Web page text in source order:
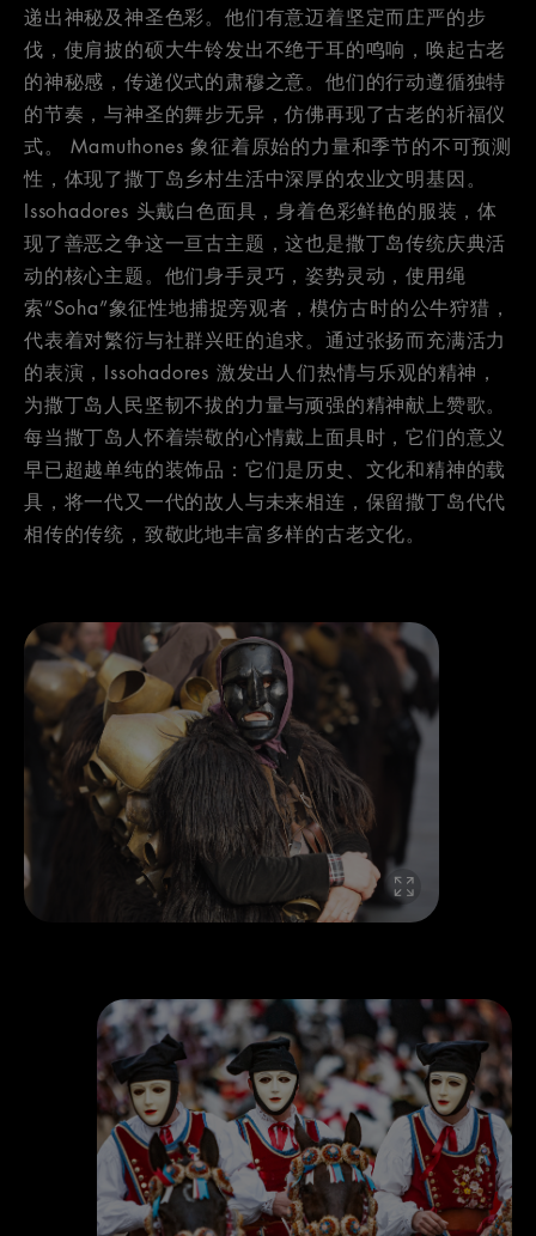
递出神秘及神圣色彩。他们有意迈着坚定而庄严的步
伐，使肩披的硕大牛铃发出不绝于耳的鸣响，唤起古老
的神秘感，传递仪式的肃穆之意。他们的行动遵循独特
的节奏，与神圣的舞步无异，仿佛再现了古老的祈福仪
式。 Mamuthones 象征着原始的力量和季节的不可预测
性，体现了撒丁岛乡村生活中深厚的农业文明基因。
Issohadores 头戴白色面具，身着色彩鲜艳的服装，体
现了善恶之争这一亘古主题，这也是撒丁岛传统庆典活
动的核心主题。他们身手灵巧，姿势灵动，使用绳
索“Soha”象征性地捕捉旁观者，模仿古时的公牛狩猎，
代表着对繁衍与社群兴旺的追求。通过张扬而充满活力
的表演，Issohadores 激发出人们热情与乐观的精神，
为撒丁岛人民坚韧不拔的力量与顽强的精神献上赞歌。
每当撒丁岛人怀着崇敬的心情戴上面具时，它们的意义
早已超越单纯的装饰品：它们是历史、文化和精神的载
具，将一代又一代的故人与未来相连，保留撒丁岛代代
相传的传统，致敬此地丰富多样的古老文化。